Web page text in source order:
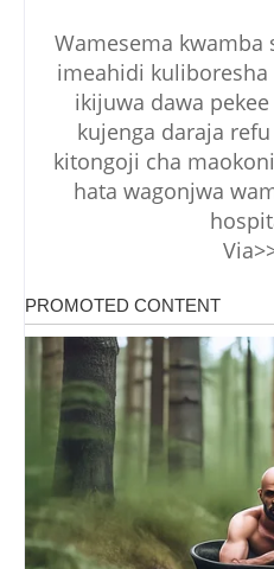
Wamesema kwamba
imeahidi
ikijuwa dawa
kujenga daraja
kitongoji cha
hata wagonjwa